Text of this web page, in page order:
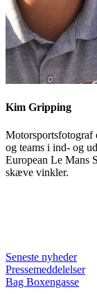
Kim Gripping
Motorsportsfotograf
og teams i ind- og
European Le Mans
skæve vinkler.
Seneste nyheder
Pressemeddelelser
Bag Boxengasse